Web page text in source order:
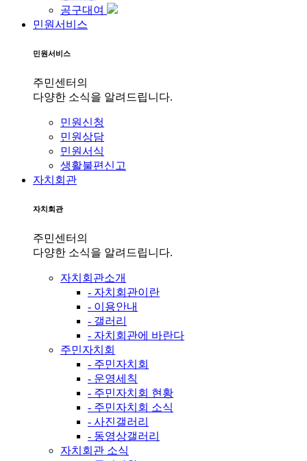
공구대여
민원서비스
민원서비스
주민센터의
다양한 소식을 알려드립니다.
민원신청
민원상담
민원서식
생활불편신고
자치회관
자치회관
주민센터의
다양한 소식을 알려드립니다.
자치회관소개
- 자치회관이란
- 이용안내
- 갤러리
- 자치회관에 바란다
주민자치회
- 주민자치회
- 운영세칙
- 주민자치회 현황
- 주민자치회 소식
- 사진갤러리
- 동영상갤러리
자치회관 소식